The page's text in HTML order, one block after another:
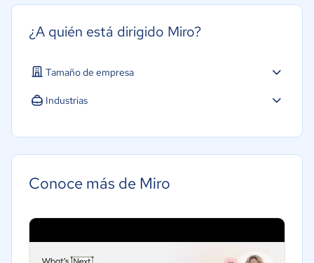
¿A quién está dirigido Miro?
Tamaño de empresa
Micro: 1 a 9 trabajadores
Industrias
Conoce más de Miro